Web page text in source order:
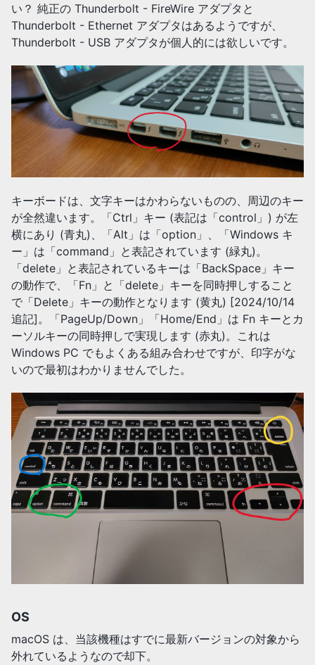
い？ 純正の Thunderbolt - FireWire アダプタと
Thunderbolt - Ethernet アダプタはあるようですが、
Thunderbolt - USB アダプタが個人的には欲しいです。
キーボードは、文字キーはかわらないものの、周辺のキー
が全然違います。「Ctrl」キー (表記は「control」) が左
横にあり (青丸)、「Alt」は「option」、「Windows キ
ー」は「command」と表記されています (緑丸)。
「delete」と表記されているキーは「BackSpace」キー
の動作で、「Fn」と「delete」キーを同時押しすること
で「Delete」キーの動作となります (黄丸) [2024/10/14
追記]。「PageUp/Down」「Home/End」は Fn キーとカ
ーソルキーの同時押しで実現します (赤丸)。これは
Windows PC でもよくある組み合わせですが、印字がな
いので最初はわかりませんでした。
OS
macOS は、当該機種はすでに最新バージョンの対象から
外れているようなので却下。